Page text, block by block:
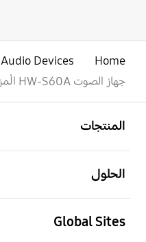
Home
Audio Devices
جهاز الصوت HW-S60A المُزود بمنظومة قنوات 5.0
المنتجات
الحلول
Global Sites